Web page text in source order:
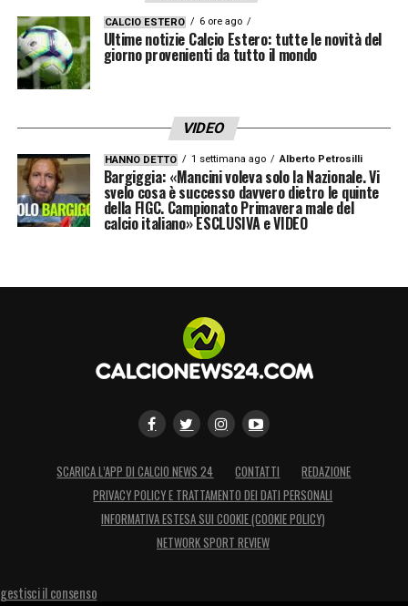
CALCIO ESTERO 6 ore ago
Ultime notizie Calcio Estero: tutte le novità del
giorno provenienti da tutto il mondo
VIDEO
HANNO DETTO 1 settimana ago Alberto Petrosilli
Bargiggia: «Mancini voleva solo la Nazionale. Vi
svelo cosa è successo davvero dietro le quinte
della FIGC. Campionato Primavera male del
calcio italiano» ESCLUSIVA e VIDEO
SCARICA L’APP DI CALCIO NEWS 24 CONTATTI
REDAZIONE
PRIVACY POLICY E TRATTAMENTO DEI DATI PERSONALI
INFORMATIVA ESTESA SUI COOKIE (COOKIE POLICY)
NETWORK SPORT REVIEW
gestisci il consenso